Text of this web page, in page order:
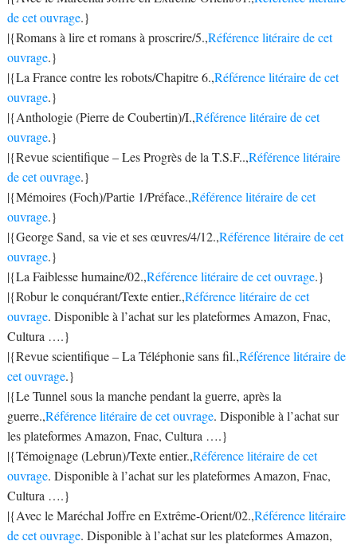
de cet ouvrage.}
|{Romans à lire et romans à proscrire/5.,Référence litéraire de cet
ouvrage.}
|{La France contre les robots/Chapitre 6.,Référence litéraire de cet
ouvrage.}
|{Anthologie (Pierre de Coubertin)/I.,Référence litéraire de cet
ouvrage.}
|{Revue scientifique – Les Progrès de la T.S.F..,Référence litéraire
de cet ouvrage.}
|{Mémoires (Foch)/Partie 1/Préface.,Référence litéraire de cet
ouvrage.}
|{George Sand, sa vie et ses œuvres/4/12.,Référence litéraire de cet
ouvrage.}
|{La Faiblesse humaine/02.,Référence litéraire de cet ouvrage.}
|{Robur le conquérant/Texte entier.,Référence litéraire de cet
ouvrage. Disponible à l’achat sur les plateformes Amazon, Fnac,
Cultura ….}
|{Revue scientifique – La Téléphonie sans fil.,Référence litéraire de
cet ouvrage.}
|{Le Tunnel sous la manche pendant la guerre, après la
guerre.,Référence litéraire de cet ouvrage. Disponible à l’achat sur
les plateformes Amazon, Fnac, Cultura ….}
|{Témoignage (Lebrun)/Texte entier.,Référence litéraire de cet
ouvrage. Disponible à l’achat sur les plateformes Amazon, Fnac,
Cultura ….}
|{Avec le Maréchal Joffre en Extrême-Orient/02.,Référence litéraire
de cet ouvrage. Disponible à l’achat sur les plateformes Amazon,